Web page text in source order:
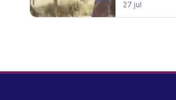
agresores ya
27 jul